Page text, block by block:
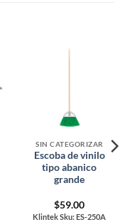
SIN CATEGORIZAR
Escoba de vinilo
tipo abanico
grande
$59.00
Klintek Sku: ES-250A